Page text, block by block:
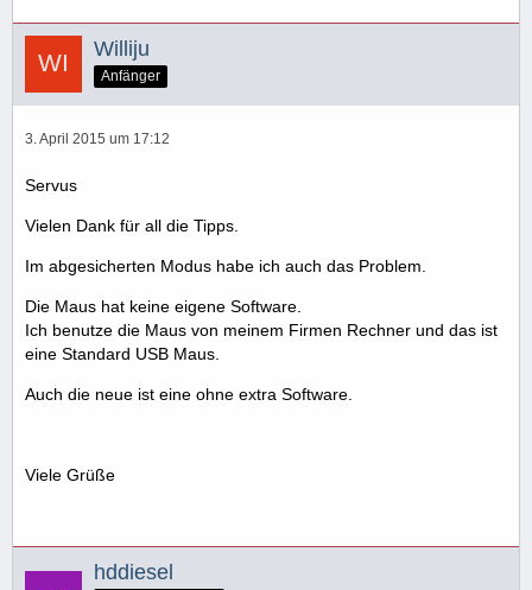
Williju
Anfänger
3. April 2015 um 17:12
Servus
Vielen Dank für all die Tipps.
Im abgesicherten Modus habe ich auch das Problem.
Die Maus hat keine eigene Software.
Ich benutze die Maus von meinem Firmen Rechner und das ist
eine Standard USB Maus.
Auch die neue ist eine ohne extra Software.
Viele Grüße
hddiesel